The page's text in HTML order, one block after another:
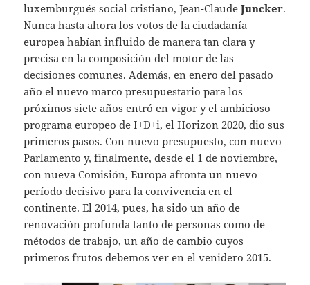
luxemburgués social cristiano, Jean-Claude Juncker.
Nunca hasta ahora los votos de la ciudadanía
europea habían influido de manera tan clara y
precisa en la composición del motor de las
decisiones comunes. Además, en enero del pasado
año el nuevo marco presupuestario para los
próximos siete años entró en vigor y el ambicioso
programa europeo de I+D+i, el Horizon 2020, dio sus
primeros pasos. Con nuevo presupuesto, con nuevo
Parlamento y, finalmente, desde el 1 de noviembre,
con nueva Comisión, Europa afronta un nuevo
período decisivo para la convivencia en el
continente. El 2014, pues, ha sido un año de
renovación profunda tanto de personas como de
métodos de trabajo, un año de cambio cuyos
primeros frutos debemos ver en el venidero 2015.